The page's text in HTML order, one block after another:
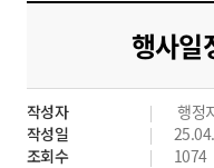
행사
작성자
행정
작성일
조회수
1074